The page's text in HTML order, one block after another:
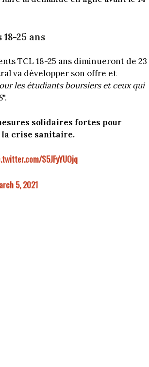
25 ans
TCL 18-25 ans diminueront de 23
va développer son offre et
les étudiants boursiers et ceux qui
".
solidaires fortes pour
crise sanitaire.
S5JFyYUOjq
5, 2021